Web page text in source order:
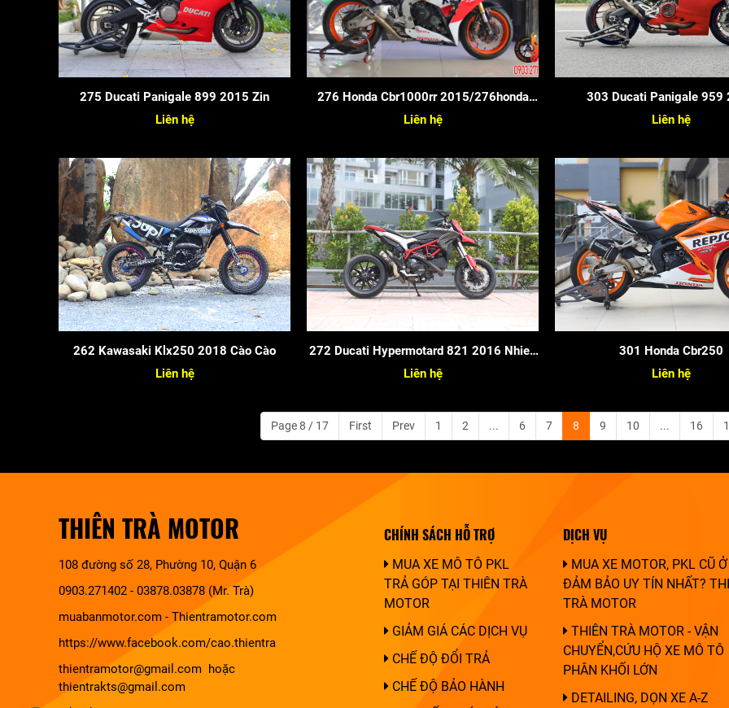
275 Ducati Panigale 899 2015 Zin
Liên hệ
276 Honda Cbr1000rr 2015/276honda
Liên hệ
303 Ducati Panigale 959
Liên hệ
262 Kawasaki Klx250 2018 Cào Cào
Liên hệ
272 Ducati Hypermotard 821 2016 Nhieu
Do Choi
Liên hệ
301 Honda Cbr250
Liên hệ
Page 8 / 17 First Prev 1 2 ... 6 7 8 9 10 ... 16
THIÊN TRÀ MOTOR
108 đường số 28, Phường 10, Quận 6
0903.271402 - 03878.03878 (Mr. Trà)
muabanmotor.com - Thientramotor.com
https://www.facebook.com/cao.thientra
thientramotor@gmail.com hoặc
thientrakts@gmail.com
CHÍNH SÁCH HỖ TRỢ
MUA XE MÔ TÔ PKL
TRẢ GÓP TẠI THIÊN TRÀ
MOTOR
GIẢM GIÁ CÁC DỊCH VỤ
CHẾ ĐỘ ĐỔI TRẢ
CHẾ ĐỘ BẢO HÀNH
DỊCH VỤ
MUA XE MOTOR, PKL CŨ
ĐẢM BẢO UY TÍN NHẤT?
TRÀ MOTOR
THIÊN TRÀ MOTOR - VẬN
CHUYỂN,CỨU HỘ XE MÔ TÔ
PHÂN KHỐI LỚN
DETAILING, DỌN XE A-Z